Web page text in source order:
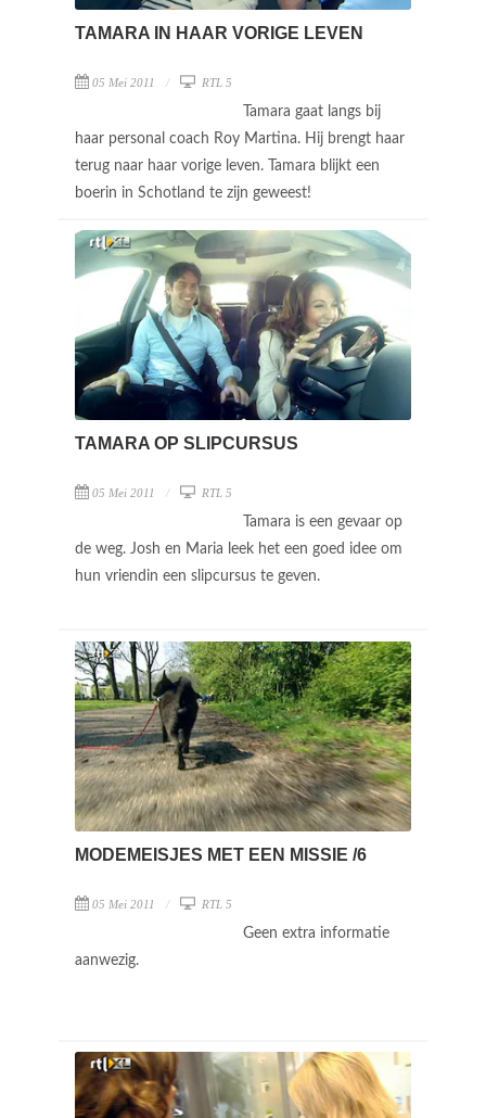
TAMARA IN HAAR VORIGE LEVEN
05 Mei 2011 RTL 5
Tamara gaat langs bij
haar personal coach Roy Martina. Hij brengt haar
terug naar haar vorige leven. Tamara blijkt een
boerin in Schotland te zijn geweest!
TAMARA OP SLIPCURSUS
05 Mei 2011 RTL 5
Tamara is een gevaar op
de weg. Josh en Maria leek het een goed idee om
hun vriendin een slipcursus te geven.
MODEMEISJES MET EEN MISSIE /6
05 Mei 2011 RTL 5
Geen extra informatie
aanwezig.